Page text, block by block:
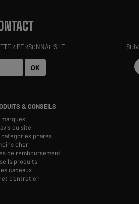
PERSONNALISÉE
OK
& CONSEILS
marques
du site
catégories phares
cher
de remboursement
produits
cadeaux
d'entretien